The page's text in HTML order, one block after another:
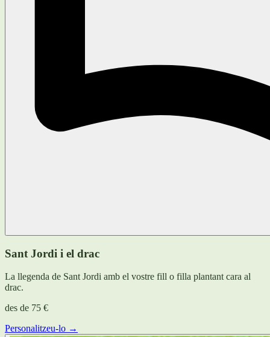
Sant Jordi i el drac
La llegenda de Sant Jordi amb el vostre fill o filla plantant cara al
drac.
des de 75 €
Personalitzeu-lo →